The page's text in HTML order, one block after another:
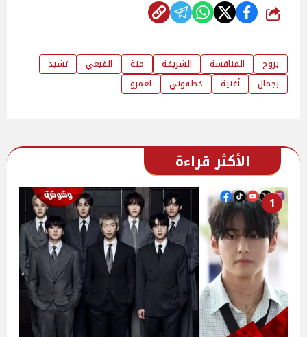
شارك
بروح المنافسة الشريفة منة القيعي
تشيد
بجمال
أغنية خطفوني لعمرو
الأكثر قراءة
1